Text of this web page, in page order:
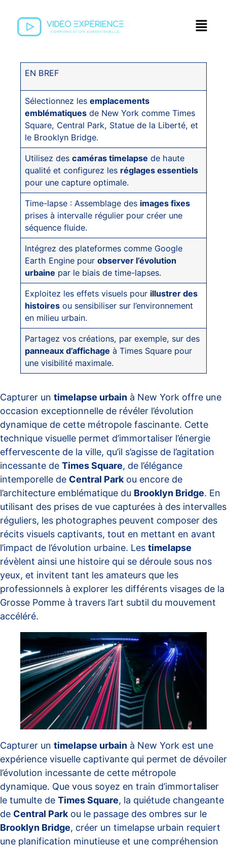
EN BREF
Sélectionnez lesemplacements
emblématiques de New York comme Times
Square, Central Park, Statue de la Liberté, et
le Brooklyn Bridge.
Utilisez descaméras timelapse de haute
qualité et configurez les réglages essentiels
pour une capture optimale.
Time-lapse : Assemblage des images fixes
prises à intervalle régulier pour créer une
séquence fluide.
Intégrez des plateformes comme Google
Earth Engine pourobserver l’évolution
urbaine par le biais de time-lapses.
Exploitez les effets visuels pour illustrer des
histoires ou sensibiliser sur l’environnement
en milieu urbain.
Partagez vos créations, par exemple, sur des
panneaux d’affichage à Times Square pour
une visibilité maximale.
Capturer un timelapse urbain à New York offre une
occasion exceptionnelle de révéler l’évolution
dynamique de cette métropole fascinante. Cette
technique visuelle permet d’immortaliser l’énergie
effervescente de la ville, qu’il s’agisse de l’agitation
incessante de Times Square, de l’élégance
intemporelle de Central Park ou encore de
l’architecture emblématique du Brooklyn Bridge. En
utilisant des prises de vue capturées à des intervalles
réguliers, les photographes peuvent composer des
récits visuels captivants, tout en mettant en avant
l’impact de l’évolution urbaine. Les timelapse
révèlent ainsi une histoire qui se déroule sous nos
yeux, et invitent tant les amateurs que les
professionnels à explorer les différents visages de la
Grosse Pomme à travers l’art subtil du mouvement
accéléré.
Capturer un timelapse urbain à New York est une
expérience visuelle captivante qui permet de dévoiler
l’évolution incessante de cette métropole
dynamique. Que vous soyez en train d’immortaliser
le tumulte de Times Square, la quiétude changeante
de Central Park ou le passage des ombres sur le
Brooklyn Bridge, créer un timelapse urbain requiert
une planification minutieuse et une compréhension